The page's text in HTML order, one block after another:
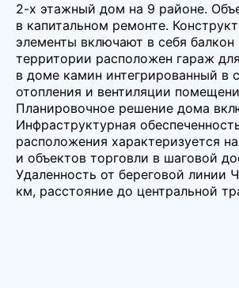
2-х этажный дом на 9 районе.
в капитальном ремонте.
элементы включают в себя балкон
территории расположен гараж
в доме камин интегрированный в
отопления и вентиляции
Планировочное решение дома
Инфраструктурная
расположения характеризуется
и объектов торговли в шаговой
Удаленность от береговой линии
км, расстояние до центральной